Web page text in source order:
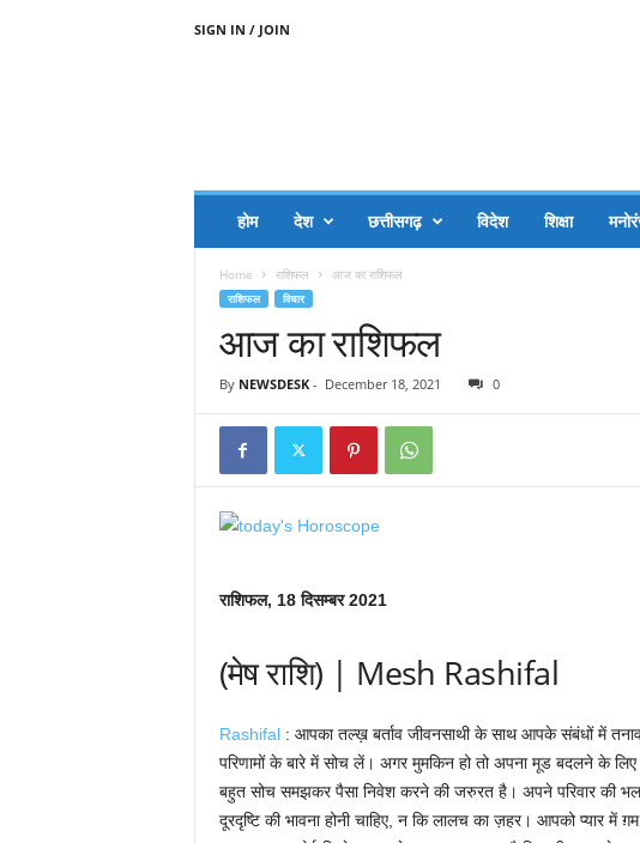
SIGN IN / JOIN
होम देश छत्तीसगढ़ विदेश शिक्षा
Home राशिफल आज का राशिफल
राशिफल विचार
आज का राशिफल
By NEWSDESK- December 18, 2021 0
राशिफल, 18 दिसम्बर 2021
(मेष राशि) | Mesh Rashifal
Rashifal: आपका तल्ख़ बर्ताव जीवनसाथी के साथ आपके संबंधों में
परिणामों के बारे में सोच लें। अगर मुमकिन हो तो अपना मूड बदलने के
बहुत सोच समझकर पैसा निवेश करने की जरुरत है। अपने परिवार की
दूरदृष्टि की भावना होनी चाहिए, न कि लालच का ज़हर। आपको प्यार में